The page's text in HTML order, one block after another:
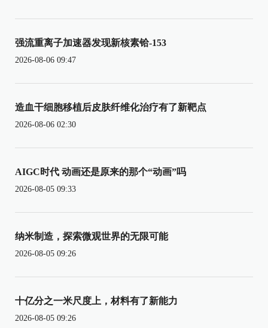
强流重离子加速器发现新核素铪-153
2026-08-06 09:47
造血干细胞移植后皮肤纤维化治疗有了新靶点
2026-08-06 02:30
AIGC时代 动画还是原来的那个“动画”吗
2026-08-05 09:33
纳米制造，探索微观世界的无限可能
2026-08-05 09:26
十亿分之一米尺度上，材料有了新能力
2026-08-05 09:26